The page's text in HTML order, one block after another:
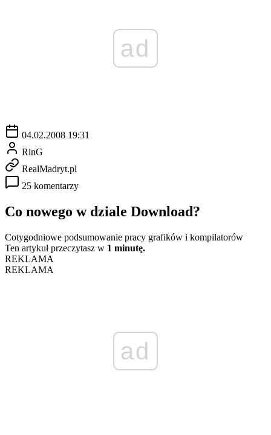
ad
04.02.2008 19:31
RinG
RealMadryt.pl
25 komentarzy
Co nowego w dziale Download?
Cotygodniowe podsumowanie pracy grafików i kompilatorów
Ten artykuł przeczytasz w 1 minutę.
REKLAMA
REKLAMA
ad